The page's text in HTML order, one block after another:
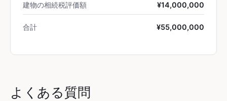
建物の相続税評価額 ¥14,000,000
合計 ¥55,000,000
よくある質問